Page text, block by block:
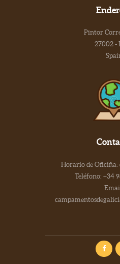
Pintor
27002 -
Horario de Oficiña:
Teléfono: +34